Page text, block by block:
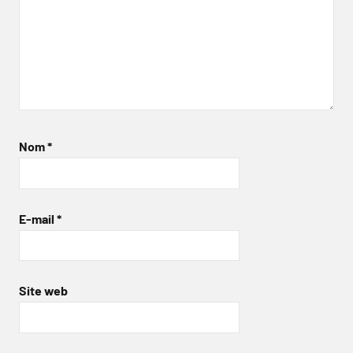
Nom*
E-mail *
Site web